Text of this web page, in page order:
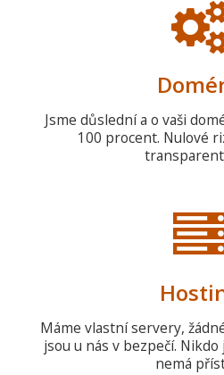
Jsme důslední a o vaši
100 procent. Nulové
Máme vlastní servery,
jsou u nás v bezpečí.
nemá